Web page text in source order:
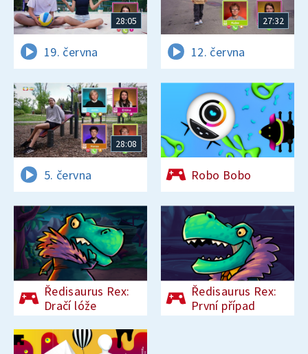
28:05
19. června
27:32
12. června
28:08
5. června Robo Bobo
Ředisaurus Rex:
Dračí lóže
Ředisaurus Rex:
První případ